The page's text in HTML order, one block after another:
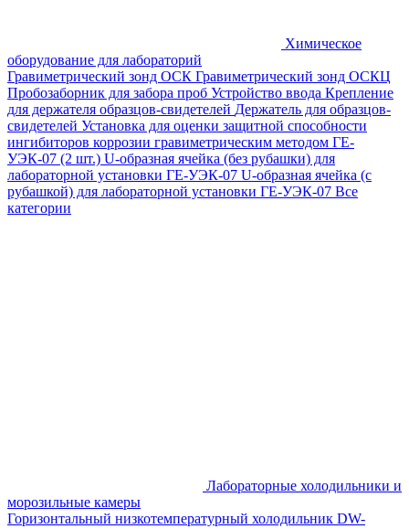
Химическое
оборудование для лабораторий
Гравиметрический зонд ОСК Гравиметрический зонд ОСКЦ
Пробозаборник для забора проб Устройство ввода Крепление
для держателя образцов-свидетелей Держатель для образцов-
свидетелей Установка для оценки защитной способности
ингибиторов коррозии гравиметрическим методом ГЕ-
УЭК-07 (2 шт.) U-образная ячейка (без рубашки) для
лабораторной установки ГЕ-УЭК-07 U-образная ячейка (с
рубашкой) для лабораторной установки ГЕ-УЭК-07 Все
категории
Лабораторные холодильники и
морозильные камеры
Горизонтальный низкотемпературный холодильник DW-